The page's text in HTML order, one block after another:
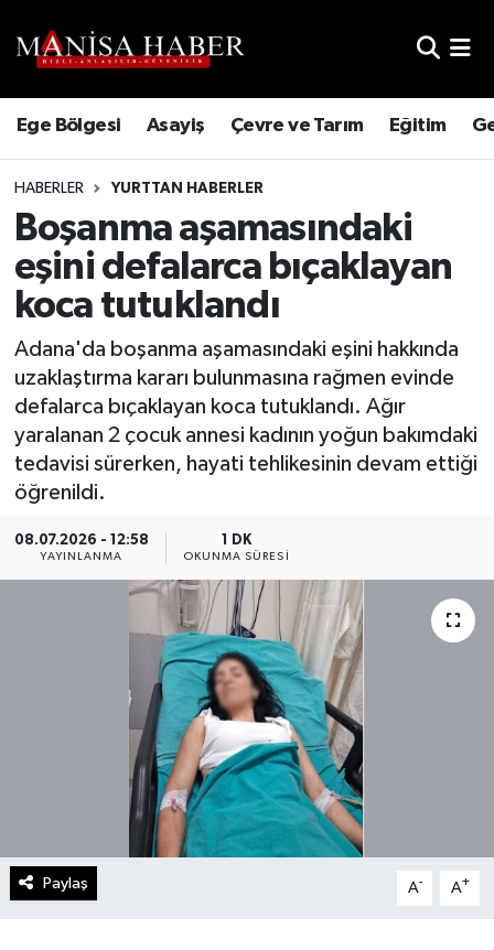
Ege Bölgesi Asayiş Çevre ve Tarım Eğitim
HABERLER YURTTAN HABERLER
Boşanma aşamasındaki
eşini defalarca bıçaklayan
koca tutuklandı
Adana'da boşanma aşamasındaki eşini hakkında
uzaklaştırma kararı bulunmasına rağmen evinde
defalarca bıçaklayan koca tutuklandı. Ağır
yaralanan 2 çocuk annesi kadının yoğun bakımdaki
tedavisi sürerken, hayati tehlikesinin devam ettiği
öğrenildi.
08.07.2026 - 12:58
YAYINLANMA
1 DK
OKUNMA SÜRESI
Paylaş A- A+
Trafik Durumu
Süper Lig Puan Durumu ve Fikstür
Tüm Manşetler
Son Dakika Haberleri
Haber Arşivi